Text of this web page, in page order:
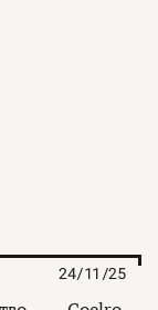
24/11/25